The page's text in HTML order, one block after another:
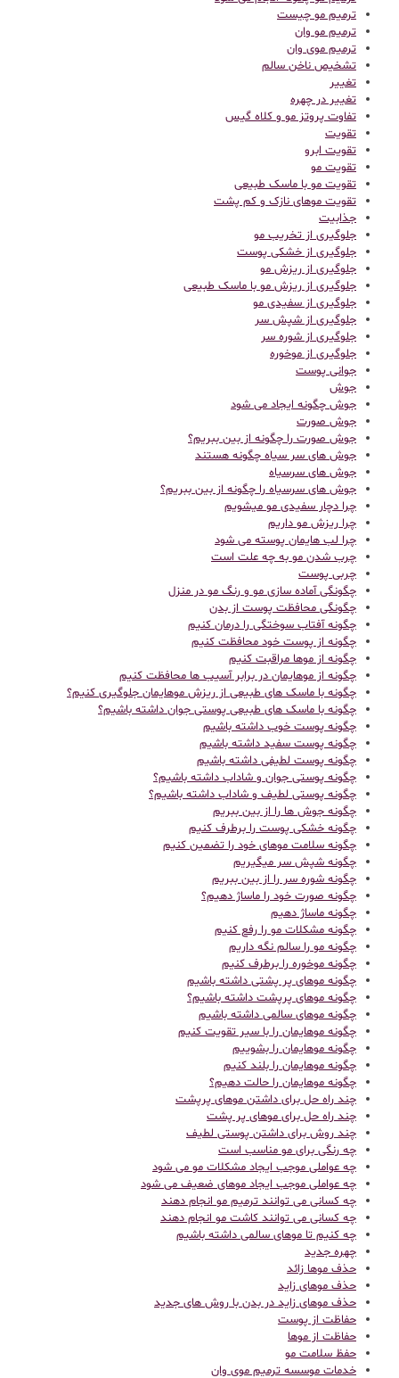
ترمیم مو چیست
ترمیم مو وان
ترمیم موی وان
تشخیص ناخن سالم
تغییر
تغییر در چهره
تفاوت پروتز مو و کلاه گیس
تقویت
تقویت ابرو
تقویت مو
تقویت مو با ماسک طبیعی
تقویت موهای نازک و کم پشت
جذابیت
جلوگیری از تخریب مو
جلوگیری از خشکی پوست
جلوگیری از ریزش مو
جلوگیری از ریزش مو با ماسک طبیعی
جلوگیری از سفیدی مو
جلوگیری از شپش سر
جلوگیری از شوره سر
جلوگیری از موخوره
جوانی پوست
جوش
جوش چگونه ایجاد می شود
جوش صورت
جوش صورت را چگونه از بین ببریم؟
جوش های سر سیاه چگونه هستند
جوش های سرسیاه
جوش های سرسیاه را چگونه از بین ببریم؟
چرا دچار سفیدی مو میشویم
چرا ریزش مو داریم
چرا لب هایمان پوسته می شود
چرب شدن مو به چه علت است
چربی پوست
چگونگی آماده سازی مو و رنگ مو در منزل
چگونگی محافظت پوست از بدن
چگونه آفتاب سوختگی را درمان کنیم
چگونه از پوست خود محافظت کنیم
چگونه از موها مراقبت کنیم
چگونه از موهایمان در برابر آسیب ها محافظت کنیم
چگونه با ماسک های طبیعی از ریزش موهایمان جلوگیری کنیم؟
چگونه با ماسک های طبیعی پوستی جوان داشته باشیم؟
چگونه پوست خوب داشته باشیم
چگونه پوست سفید داشته باشیم
چگونه پوست لطیفی داشته باشیم
چگونه پوستی جوان و شاداب داشته باشیم؟
چگونه پوستی لطیف و شاداب داشته باشیم؟
چگونه جوش ها را از بین ببریم
چگونه خشکی پوست را برطرف کنیم
چگونه سلامت موهای خود را تضمین کنیم
چگونه شپش سر میگیریم
چگونه شوره سر را از بین ببریم
چگونه صورت خود را ماساژ دهیم؟
چگونه ماساژ دهیم
چگونه مشکلات مو را رفع کنیم
چگونه مو را سالم نگه داریم
چگونه موخوره را برطرف کنیم
چگونه موهای پر پشتی داشته باشیم
چگونه موهای پرپشت داشته باشیم؟
چگونه موهای سالمی داشته باشیم
چگونه موهایمان را با سیر تقویت کنیم
چگونه موهایمان را بشوییم
چگونه موهایمان را بلند کنیم
چگونه موهایمان را حالت دهیم؟
چند راه حل برای داشتن موهای پرپشت
چند راه حل برای موهای پر پشت
چند روش برای داشتن پوستی لطیف
چه رنگی برای مو مناسب است
چه عواملی موجب ایجاد مشکلات مو می شود
چه عواملی موجب ایجاد موهای ضعیف می شود
چه کسانی می توانند ترمیم مو انجام دهند
چه کسانی می توانند کاشت مو انجام دهند
چه کنیم تا موهای سالمی داشته باشیم
چهره جدید
حذف موها زائد
حذف موهای زاید
حذف موهای زاید در بدن با روش های جدید
حفاظت از پوست
حفاظت از موها
حفظ سلامت مو
خدمات موسسه ترمیم موی وان